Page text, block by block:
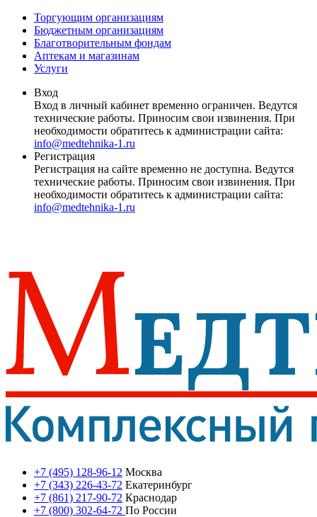
Торгующим организациям
Бюджетным организациям
Благотворительным фондам
Аптекам и магазинам
Услуги
Вход
Вход в личный кабинет временно ограничен. Ведутся
технические работы. Приносим свои извинения. При
необходимости обратитесь к администрации сайта:
info@medtehnika-1.ru
Регистрация
Регистрация на сайте временно не доступна. Ведутся
технические работы. Приносим свои извинения. При
необходимости обратитесь к администрации сайта:
info@medtehnika-1.ru
+7 (495) 128-96-12 Москва
+7 (343) 226-43-72 Екатеринбург
+7 (861) 217-90-72 Краснодар
+7 (800) 302-64-72 По России